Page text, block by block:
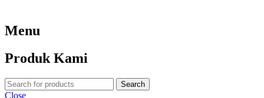
Menu
Produk Kami
Search
Close